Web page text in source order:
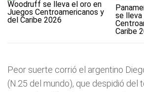
se lleva
Caribe
Peor suerte corrió el argentino
(N.25 del mundo), que despidió del